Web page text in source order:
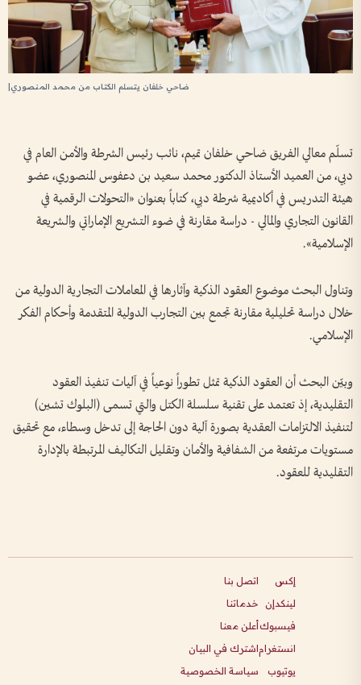
ضاحي خلفان يتسلم الكتاب من محمد المنصوري|
تسلّم معالي الفريق ضاحي خلفان تميم، نائب رئيس الشرطة والأمن العام في
دبي، من العميد الأستاذ الدكتور محمد سعيد بن دعفوس المنصوري، عضو
هيئة التدريس في أكاديمية شرطة دبي، كتاباً بعنوان «التحولات الرقمية في
القانون التجاري والمالي - دراسة مقارنة في ضوء التشريع الإماراتي والشريعة
الإسلامية».
وتناول البحث موضوع العقود الذكية وآثارها في المعاملات التجارية الدولية من
خلال دراسة تحليلية مقارنة تجمع بين التجارب الدولية المتقدمة وأحكام الفكر
الإسلامي.
وبيّن البحث أن العقود الذكية تمثل تطوراً نوعياً في آليات تنفيذ العقود
التقليدية، إذ تعتمد على تقنية سلسلة الكتل والتي تسمى (البلوك تشين)
لتنفيذ الالتزامات العقدية بصورة آلية دون الحاجة إلى تدخل وسطاء، مع تحقيق
مستويات مرتفعة من الشفافية والأمان وتقليل التكاليف المرتبطة بالإدارة
التقليدية للعقود.
إكس
لينكدإن
فيسبوك
انستغرام
يوتيوب
اتصل بنا
خدماتنا
أعلن معنا
اشترك في البيان
سياسة الخصوصية